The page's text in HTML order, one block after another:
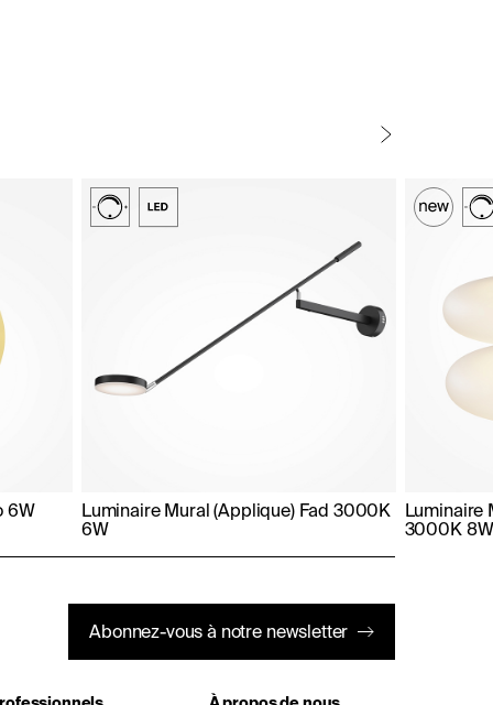
6W
Luminaire Mural (Applique) Fad 3000K
6W
Luminaire
3000K 8W
Abonnez-vous à notre newsletter